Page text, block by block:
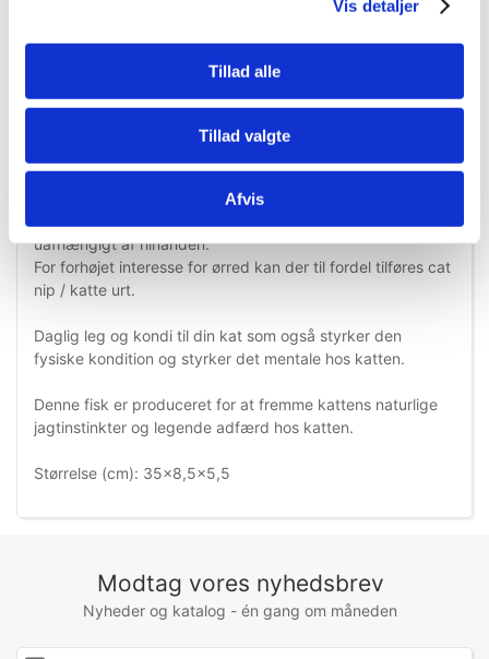
Vis detaljer
Tillad alle
Tillad valgte
Afvis
Fiskens hoved og krop holdes sammen af et fladt stykke
uafhængigt af hinanden.
For forhøjet interesse for ørred kan der til fordel tilføres cat
nip / katte urt.
Daglig leg og kondi til din kat som også styrker den
fysiske kondition og styrker det mentale hos katten.
Denne fisk er produceret for at fremme kattens naturlige
jagtinstinkter og legende adfærd hos katten.
Størrelse (cm): 35x8,5x5,5
Modtag vores nyhedsbrev
Nyheder og katalog - én gang om måneden